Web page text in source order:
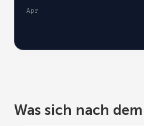
Apr
Was sich nach